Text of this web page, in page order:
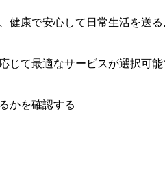
健康で安心して日常生活を送
て最適なサービスが選択可能
かを確認する